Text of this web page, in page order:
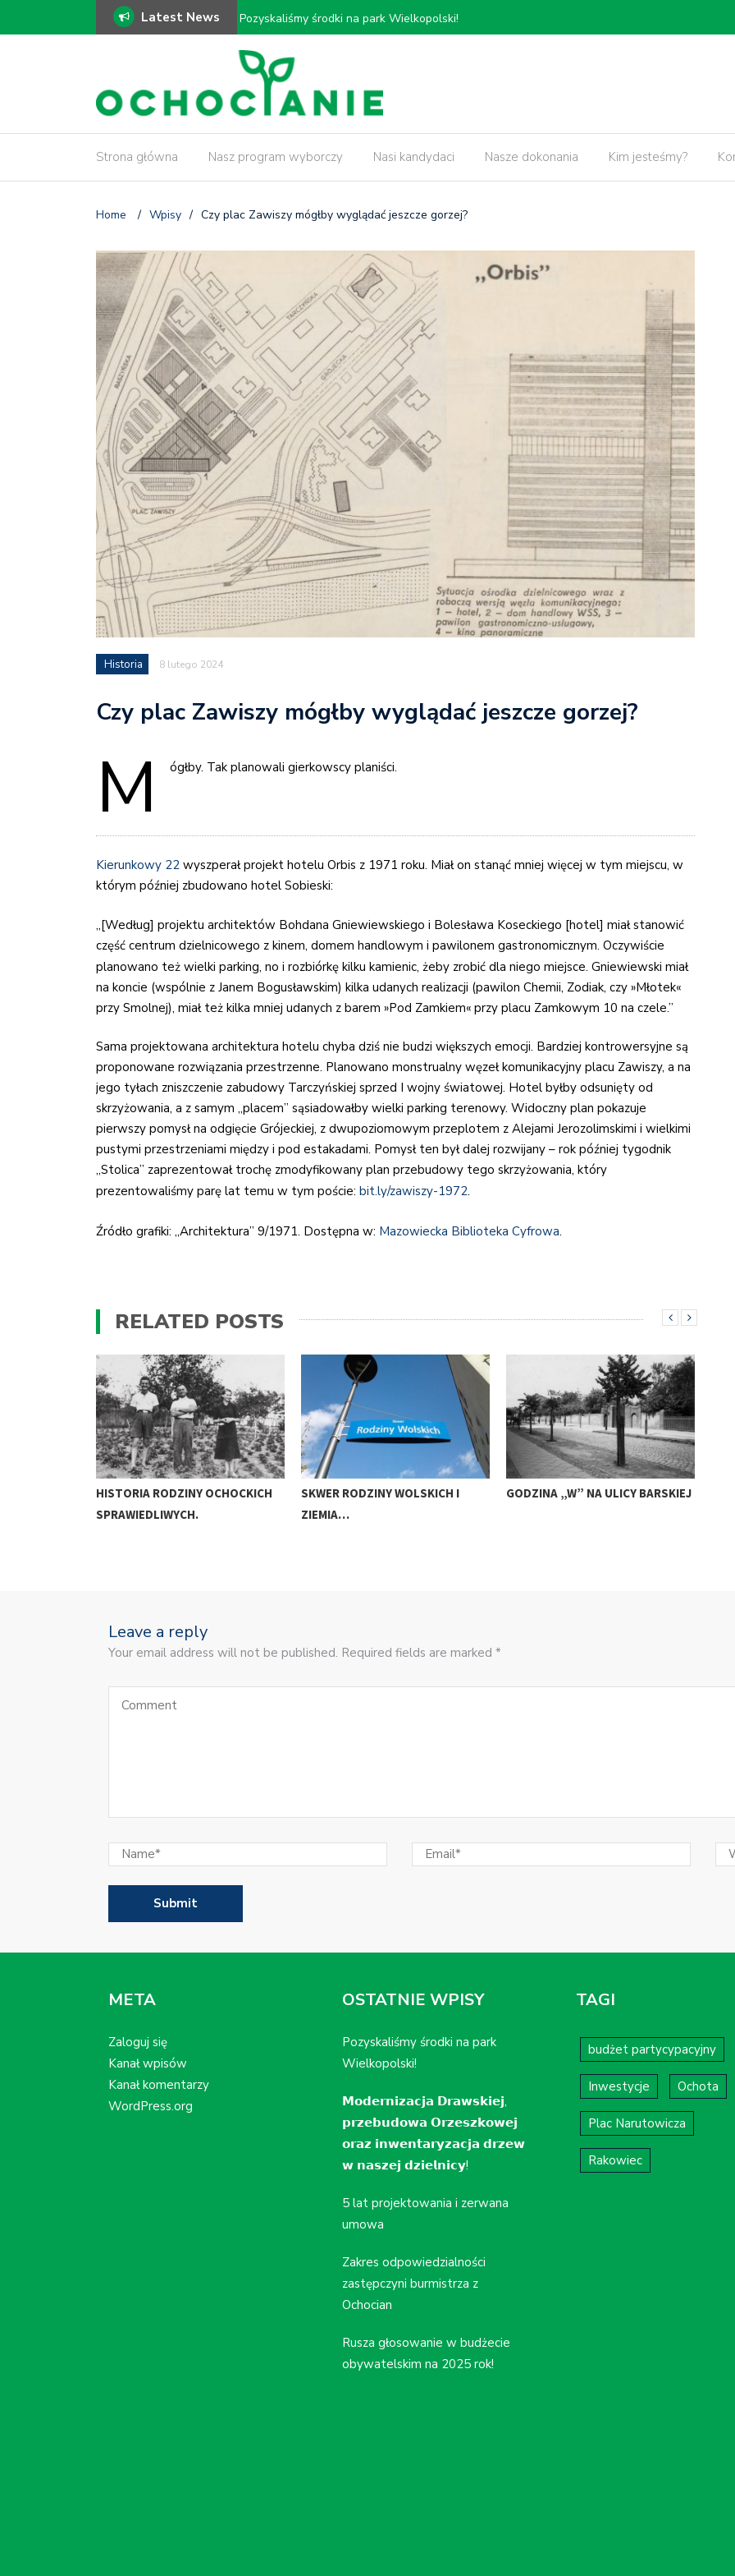
Latest News
𝗠𝗼𝗱𝗲𝗿𝗻𝗶𝘇𝗮𝗰𝗷𝗮 𝗗𝗿𝗮𝘄𝘀𝗸𝗶𝗲𝗷, 𝗽𝗿𝘇𝗲𝗯𝘂𝗱𝗼𝘄𝗮 𝗢𝗿𝘇𝗲𝘀𝘇𝗸𝗼𝘄𝗲𝗷 𝗼𝗿𝗮𝘇
𝗶𝗻𝘄𝗲𝗻𝘁𝗮𝗿𝘆𝘇𝗮𝗰𝗷𝗮 𝗱𝗿𝘇𝗲𝘄 𝘄 𝗻𝗮𝘀𝘇𝗲𝗷 𝗱𝘇𝗶𝗲𝗹𝗻𝗶𝗰𝘆!
Strona główna Nasz program wyborczy Nasi kandydaci Nasze dokonania Kim jesteśmy?
Home / Wpisy / Czy plac Zawiszy mógłby wyglądać jeszcze gorzej?
Historia 8 lutego 2024
Czy plac Zawiszy mógłby wyglądać jeszcze gorzej?
M ógłby. Tak planowali gierkowscy planiści.
Kierunkowy 22 wyszperał projekt hotelu Orbis z 1971 roku. Miał on stanąć mniej więcej w tym miejscu, w
którym później zbudowano hotel Sobieski:
„[Według] projektu architektów Bohdana Gniewiewskiego i Bolesława Koseckiego [hotel] miał stanowić
część centrum dzielnicowego z kinem, domem handlowym i pawilonem gastronomicznym. Oczywiście
planowano też wielki parking, no i rozbiórkę kilku kamienic, żeby zrobić dla niego miejsce. Gniewiewski miał
na koncie (wspólnie z Janem Bogusławskim) kilka udanych realizacji (pawilon Chemii, Zodiak, czy »Młotek«
przy Smolnej), miał też kilka mniej udanych z barem »Pod Zamkiem« przy placu Zamkowym 10 na czele.”
Sama projektowana architektura hotelu chyba dziś nie budzi większych emocji. Bardziej kontrowersyjne są
proponowane rozwiązania przestrzenne. Planowano monstrualny węzeł komunikacyjny placu Zawiszy, a na
jego tyłach zniszczenie zabudowy Tarczyńskiej sprzed I wojny światowej. Hotel byłby odsunięty od
skrzyżowania, a z samym „placem” sąsiadowałby wielki parking terenowy. Widoczny plan pokazuje
pierwszy pomysł na odgięcie Grójeckiej, z dwupoziomowym przeplotem z Alejami Jerozolimskimi i wielkimi
pustymi przestrzeniami między i pod estakadami. Pomysł ten był dalej rozwijany – rok później tygodnik
„Stolica” zaprezentował trochę zmodyfikowany plan przebudowy tego skrzyżowania, który
prezentowaliśmy parę lat temu w tym poście: bit.ly/zawiszy-1972.
Źródło grafiki: „Architektura” 9/1971. Dostępna w: Mazowiecka Biblioteka Cyfrowa.
RELATED POSTS
HISTORIA RODZINY OCHOCKICH
SPRAWIEDLIWYCH.
SKWER RODZINY WOLSKICH I
ZIEMIA…
GODZINA „W” NA ULICY BARSKIEJ
Leave a reply
Your email address will not be published. Required fields are marked *
META
Zaloguj się
Kanał wpisów
Kanał komentarzy
WordPress.org
OSTATNIE WPISY
Pozyskaliśmy środki na park
Wielkopolski!
𝗠𝗼𝗱𝗲𝗿𝗻𝗶𝘇𝗮𝗰𝗷𝗮 𝗗𝗿𝗮𝘄𝘀𝗸𝗶𝗲𝗷,
𝗽𝗿𝘇𝗲𝗯𝘂𝗱𝗼𝘄𝗮 𝗢𝗿𝘇𝗲𝘀𝘇𝗸𝗼𝘄𝗲𝗷
𝗼𝗿𝗮𝘇 𝗶𝗻𝘄𝗲𝗻𝘁𝗮𝗿𝘆𝘇𝗮𝗰𝗷𝗮 𝗱𝗿𝘇𝗲𝘄
𝘄 𝗻𝗮𝘀𝘇𝗲𝗷 𝗱𝘇𝗶𝗲𝗹𝗻𝗶𝗰𝘆!
5 lat projektowania i zerwana
umowa
Zakres odpowiedzialności
zastępczyni burmistrza z
Ochocian
Rusza głosowanie w budżecie
obywatelskim na 2025 rok!
TAGI
budżet partycypacyjny
Inwestycje Ochota
Plac Narutowicza
Rakowiec